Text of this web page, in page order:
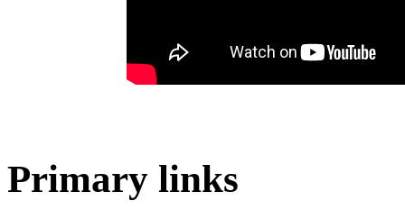
Primary links